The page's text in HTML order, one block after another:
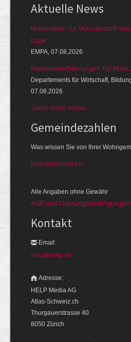
Aktuelle News
Materialien für Wasserstoff-
Lupe
EMPA, 07.08.2026
Importerleichterungen für Mais
Departements für Wirtschaft,
07.08.2026
Siehe mehr News
Gemeinde­zahlen
Was wissen Sie von Ihrer
Jetzt informieren
Alle Angaben ohne Gewähr
AGB und Nutzungsbedingungen
Kontakt
Email:
info@help.ch
Adresse:
HELP Media AG
Atlas-Schweiz.ch
Thurgauerstrasse 40
8050 Zürich